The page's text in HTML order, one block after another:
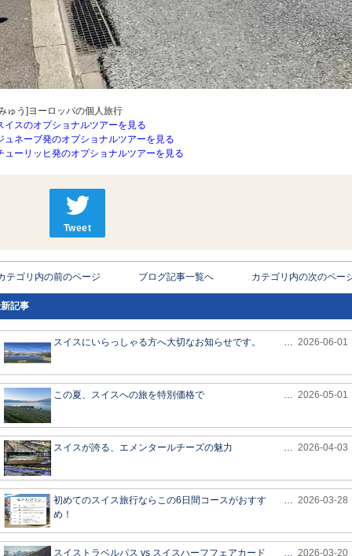
ゅう]ヨーロッパの個人旅行
イスのオプショナルツアーを見る
ュネーブ発のオプショナルツアーを見る
ューリッヒ発のオプショナルツアーを見る
Tweet
テゴリ内の前のページ ブログ記事一覧へ カテゴリ内の次のペー
記事
スイスにいらっしゃる方へ大切なお知らせです。 … 2026-06-01
この夏、スイスへの旅を特別価格で … 2026-05-01
スイスが誇る、エメンタールチーズの魅力 … 2026-04-03
初めてのスイス旅行ならこの6日間コースがおすす
め！
… 2026-03-28
スイストラベルパス vs スイスハーフフェアカード … 2026-03-20